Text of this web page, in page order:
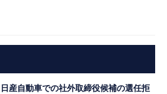
日産自動車での社外取締役候補の選任拒